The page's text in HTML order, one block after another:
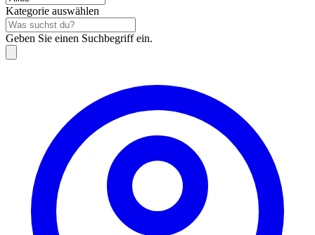
Kategorie auswählen
Geben Sie einen Suchbegriff ein.